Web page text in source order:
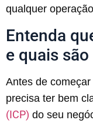
qualquer
Entenda
e quais
Antes de
precisa ter bem
(ICP) do seu